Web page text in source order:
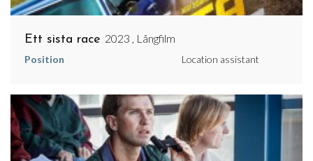
Ett sista race 2023 , Långfilm
Position Location assistant